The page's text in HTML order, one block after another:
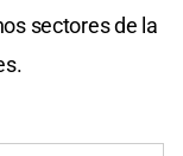
sectores de la